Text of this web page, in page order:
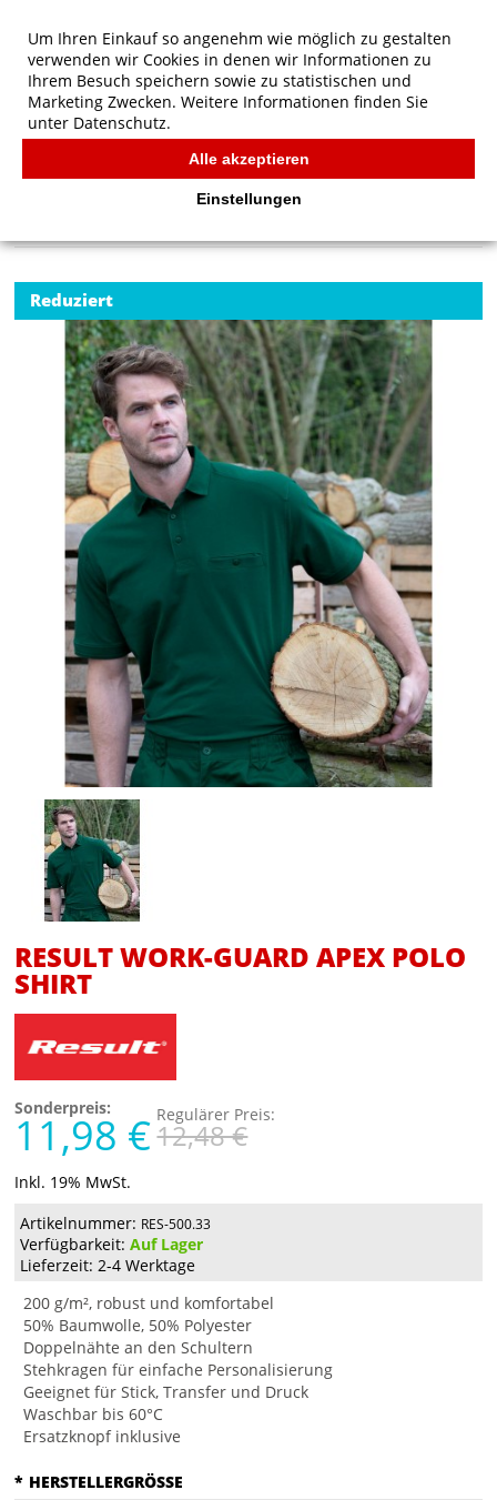
Result Work-Guard Apex Polo Shirt
Reduziert
RESULT WORK-GUARD APEX POLO
SHIRT
Sonderpreis:
11,98 € Regulärer Preis:
12,48 €
Inkl. 19% MwSt.
Artikelnummer: RES-500.33
Verfügbarkeit:Auf Lager
Lieferzeit: 2-4 Werktage
200 g/m², robust und komfortabel
50% Baumwolle, 50% Polyester
Doppelnähte an den Schultern
Stehkragen für einfache Personalisierung
Geeignet für Stick, Transfer und Druck
Waschbar bis 60°C
Ersatzknopf inklusive
* HERSTELLERGRÖSSE
Um Ihren Einkauf so angenehm wie möglich zu gestalten
verwenden wir Cookies in denen wir Informationen zu
Ihrem Besuch speichern sowie zu statistischen und
Marketing Zwecken. Weitere Informationen finden Sie
unter Datenschutz.
Alle akzeptieren
Einstellungen